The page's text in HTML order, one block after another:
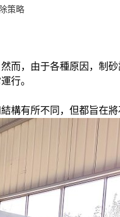
策略
而，由于各種原因，制
行。
構有所不同，但都旨在將